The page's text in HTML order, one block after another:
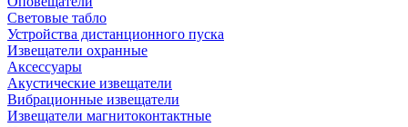
Световые табло
Устройства дистанционного пуска
Извещатели охранные
Аксессуары
Акустические извещатели
Вибрационные извещатели
Извещатели магнитоконтактные